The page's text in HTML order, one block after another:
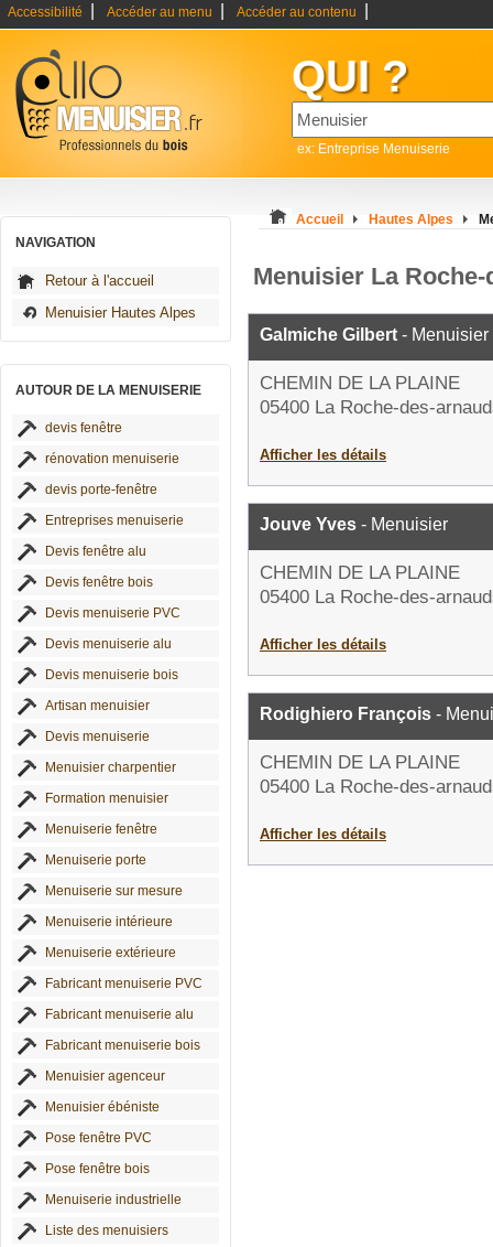
Accessibilité Accéder au menu Accéder au contenu
QUI ?
ex: Entreprise Menuiserie
NAVIGATION
Retour à l'accueil
Menuisier Hautes Alpes
AUTOUR DE LA MENUISERIE
devis fenêtre
rénovation menuiserie
devis porte-fenêtre
Entreprises menuiserie
Devis fenêtre alu
Devis fenêtre bois
Devis menuiserie PVC
Devis menuiserie alu
Devis menuiserie bois
Artisan menuisier
Devis menuiserie
Menuisier charpentier
Formation menuisier
Menuiserie fenêtre
Menuiserie porte
Menuiserie sur mesure
Menuiserie intérieure
Menuiserie extérieure
Fabricant menuiserie PVC
Fabricant menuiserie alu
Fabricant menuiserie bois
Menuisier agenceur
Menuisier ébéniste
Pose fenêtre PVC
Pose fenêtre bois
Menuiserie industrielle
Liste des menuisiers
Accueil Hautes Alpes
Menuisier La
Galmiche Gilbert - Menuisier
CHEMIN DE LA PLAINE
05400 La Roche-des-
Afficher les détails
Jouve Yves - Menuisier
CHEMIN DE LA PLAINE
05400 La Roche-des-
Afficher les détails
Rodighiero François -
CHEMIN DE LA PLAINE
05400 La Roche-des-
Afficher les détails